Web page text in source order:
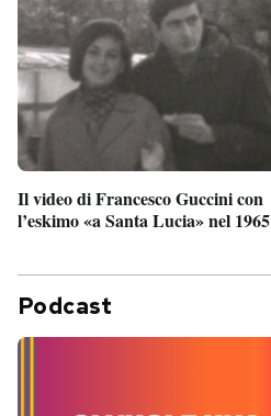
Il video di Francesco Guccini con
l’eskimo «a Santa Lucia» nel 1965
Podcast